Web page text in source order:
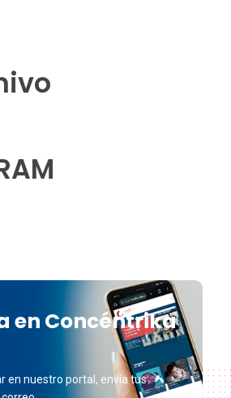
en Concéntrika
en nuestro portal, envía tus